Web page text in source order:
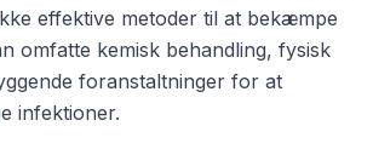
effektive metoder til at bekæmpe
omfatte kemisk behandling, fysisk
foranstaltninger for at
infektioner.